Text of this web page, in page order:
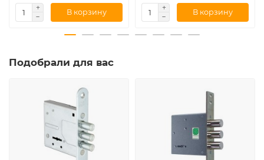
В корзину В корзину
Подобрали для вас